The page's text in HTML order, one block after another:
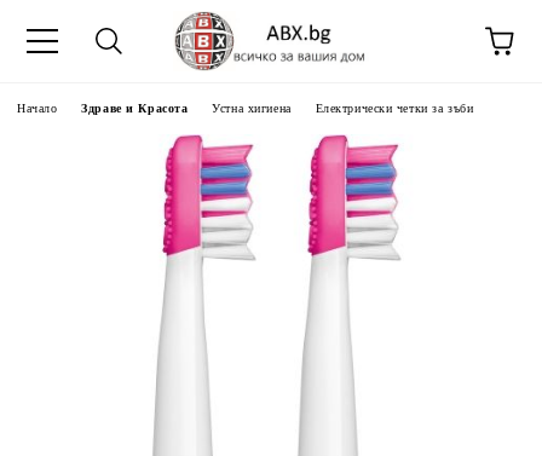
Начало Здраве и Красота Устна хигиена Електрически четки за зъби